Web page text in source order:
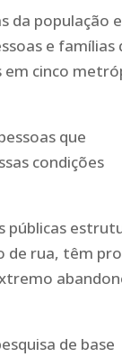
da população
e famílias
em cinco
que
condições
públicas
de rua, têm
de base